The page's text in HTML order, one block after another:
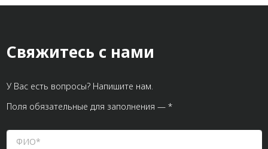
Свяжитесь с нами
У Вас есть вопросы? Напишите нам.
Поля обязательные для заполнения — *